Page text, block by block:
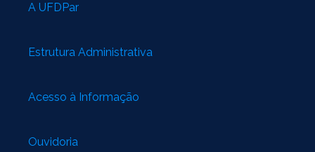
A UFDPar
Estrutura Administrativa
Acesso à Informação
Ouvidoria